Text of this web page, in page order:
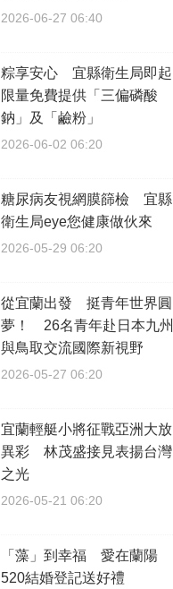
2026-06-27 06:40
粽享安心 宜縣衛生局即起
限量免費提供「三偏磷酸
鈉」及「鹼粉」
2026-06-02 06:20
糖尿病友視網膜篩檢 宜縣
衛生局eye您健康做伙來
2026-05-29 06:20
從宜蘭出發 挺青年世界圓
夢！ 26名青年赴日本九州
與鳥取交流國際新視野
2026-05-27 06:20
宜蘭輕艇小將征戰亞洲大放
異彩 林茂盛接見表揚台灣
之光
2026-05-21 06:20
「藻」到幸福 愛在蘭陽
520結婚登記送好禮